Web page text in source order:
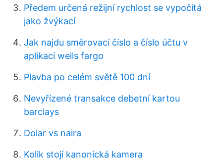
Předem určená režijní rychlost se vypočítá
jako žvýkací
Jak najdu směrovací číslo a číslo účtu v
aplikaci wells fargo
Plavba po celém světě 100 dní
Nevyřízené transakce debetní kartou
barclays
Dolar vs naira
Kolik stojí kanonická kamera